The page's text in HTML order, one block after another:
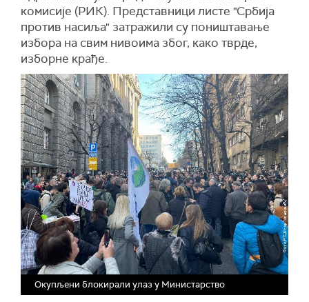
комисије (РИК). Представници листе "Србија
против насиља" затражили су поништавање
избора на свим нивоима због, како тврде,
изборне крађе.
Окупљени блокирали улаз у Министарство